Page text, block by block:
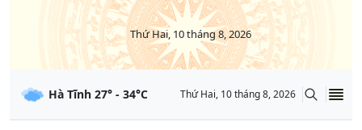
Thứ Hai, 10 tháng 8, 2026
Hà Tĩnh 27° - 34°C Thứ Hai, 10 tháng 8, 2026